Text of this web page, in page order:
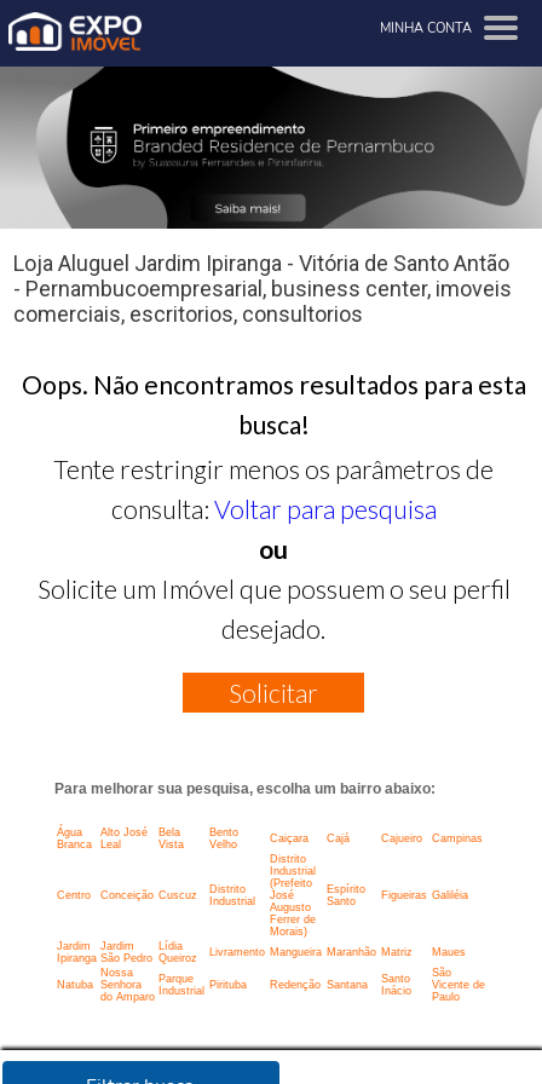
MINHA CONTA
Loja Aluguel Jardim Ipiranga - Vitória de Santo Antão
- Pernambucoempresarial, business center, imoveis
comerciais, escritorios, consultorios
Oops. Não encontramos resultados para esta
busca!
Tente restringir menos os parâmetros de
consulta: Voltar para pesquisa
ou
Solicite um Imóvel que possuem o seu perfil
desejado.
Solicitar
Para melhorar sua pesquisa, escolha um bairro abaixo:
Água
Branca
Alto José
Leal
Bela
Vista
Bento
Velho
Caiçara Cajá Cajueiro Campinas
Centro Conceição Cuscuz
Distrito
Industrial
Distrito
Industrial
(Prefeito
José
Augusto
Ferrer de
Morais)
Espírito
Santo
Figueiras Galiléia
Jardim
Ipiranga
Jardim
São Pedro
Lídia
Queiroz
Livramento Mangueira Maranhão Matriz Maues
Natuba
Nossa
Senhora
do Amparo
Parque
Industrial
Pirituba Redenção Santana
Santo
Inácio
São
Vicente de
Paulo